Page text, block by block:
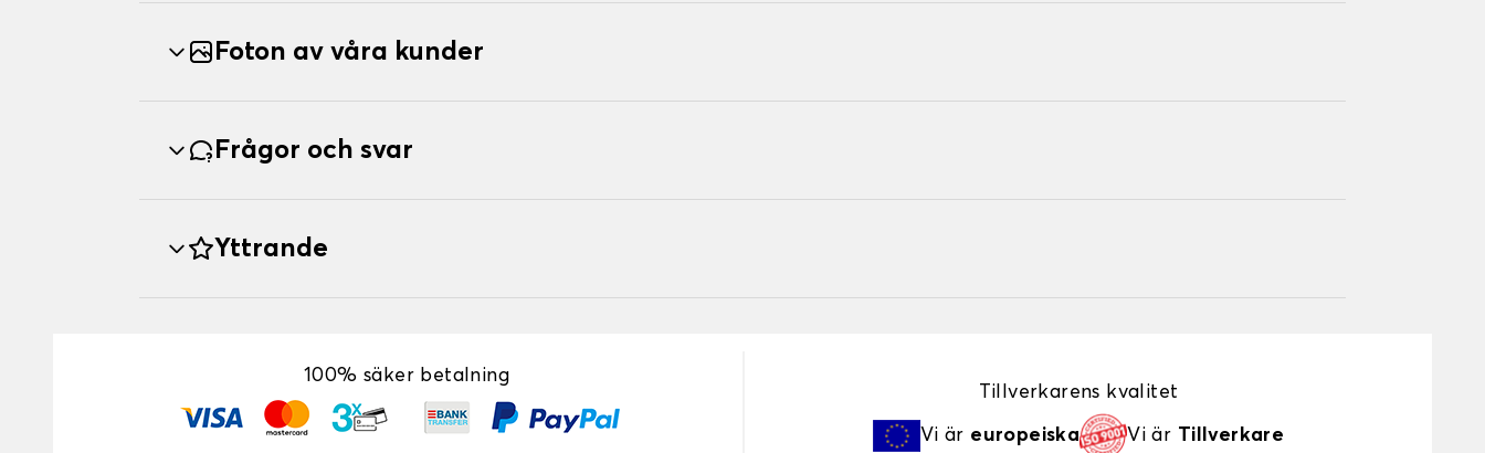
Foton av våra kunder
Frågor och svar
Yttrande
100% säker betalning
Tillverkarens kvalitet
Vi är europeiska Vi är Tillverkare